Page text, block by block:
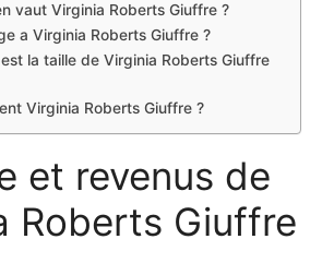
vaut Virginia Roberts Giuffre ?
a Virginia Roberts Giuffre ?
la taille de Virginia Roberts Giuffre
Virginia Roberts Giuffre ?
et revenus de
Roberts Giuffre